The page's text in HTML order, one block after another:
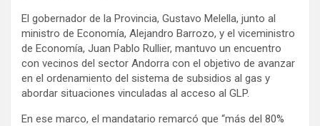
El gobernador de la Provincia, Gustavo Melella, junto al
ministro de Economía, Alejandro Barrozo, y el viceministro
de Economía, Juan Pablo Rullier, mantuvo un encuentro
con vecinos del sector Andorra con el objetivo de avanzar
en el ordenamiento del sistema de subsidios al gas y
abordar situaciones vinculadas al acceso al GLP.
En ese marco, el mandatario remarcó que “más del 80%